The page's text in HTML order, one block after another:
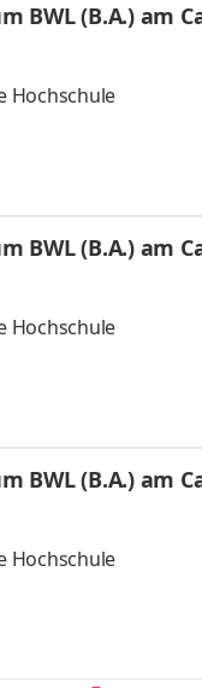
BWL (B.A.) am
Hochschule
BWL (B.A.) am
Hochschule
BWL (B.A.) am
Hochschule